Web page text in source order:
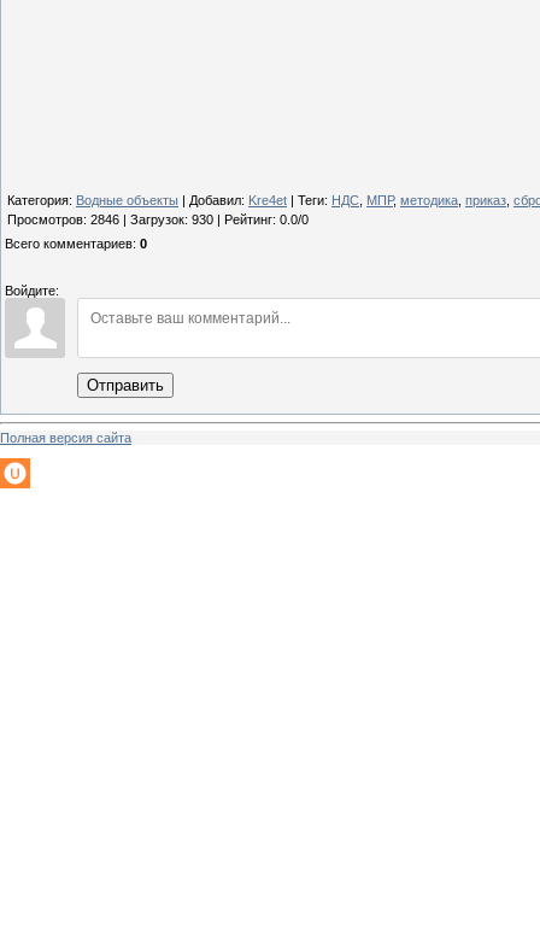
Категория: Водные объекты Добавил: Kre4et Теги: НДС МПР, методика приказ
Просмотров: 2846 Загрузок: 930 Рейтинг: 0.0/0
Всего комментариев: 0
Войдите:
Отправить
Полная версия сайта